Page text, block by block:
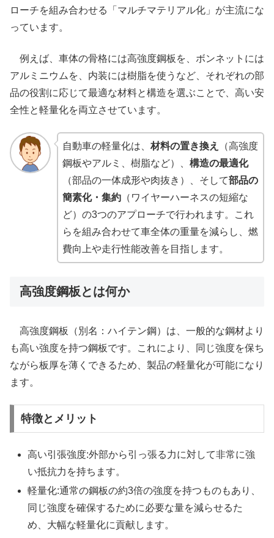
ローチを組み合わせる「マルチマテリアル化」が主流にな
っています。
例えば、車体の骨格には高強度鋼板を、ボンネットには
アルミニウムを、内装には樹脂を使うなど、それぞれの部
品の役割に応じて最適な材料と構造を選ぶことで、高い安
全性と軽量化を両立させています。
自動車の軽量化は、 材料の置き換え
（高強度
鋼板やアルミ、樹脂など）、 構造の最適化
（部品の一体成形や肉抜き）、そして部品の
簡素化・集約（ワイヤーハーネスの短縮な
ど）の3つのアプローチで行われます。これ
らを組み合わせて車全体の重量を減らし、燃
費向上や走行性能改善を目指します。
高強度鋼板とは何か
高強度鋼板（別名：ハイテン鋼）は、一般的な鋼材より
も高い強度を持つ鋼板です。これにより、同じ強度を保ち
ながら板厚を薄くできるため、製品の軽量化が可能になり
ます。
特徴とメリット
高い引張強度:外部から引っ張る力に対して非常に強
い抵抗力を持ちます。
軽量化:通常の鋼板の約3倍の強度を持つものもあり、
同じ強度を確保するために必要な量を減らせるた
め、大幅な軽量化に貢献します。